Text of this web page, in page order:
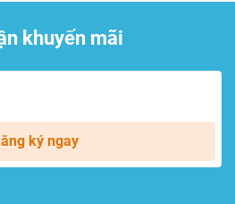
khuyến mãi
ký ngay